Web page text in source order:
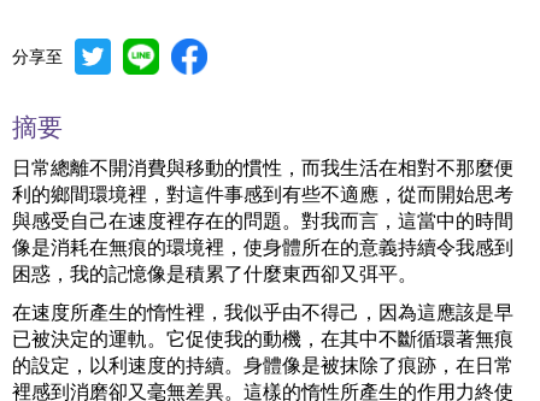
分享至
摘要
日常總離不開消費與移動的慣性，而我生活在相對不那麼便
利的鄉間環境裡，對這件事感到有些不適應，從而開始思考
與感受自己在速度裡存在的問題。對我而言，這當中的時間
像是消耗在無痕的環境裡，使身體所在的意義持續令我感到
困惑，我的記憶像是積累了什麼東西卻又弭平。
在速度所產生的惰性裡，我似乎由不得己，因為這應該是早
已被決定的運軌。它促使我的動機，在其中不斷循環著無痕
的設定，以利速度的持續。身體像是被抹除了痕跡，在日常
裡感到消磨卻又毫無差異。這樣的惰性所產生的作用力終使